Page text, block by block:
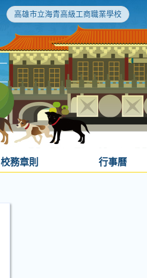
高雄市立海青高級工商職業學校
校務章則 行事曆